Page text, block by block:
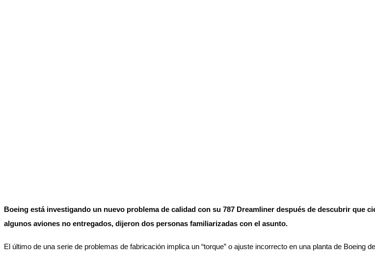
Boeing está investigando un nuevo problema de calidad con su 787 Dreamliner después de descubrir que
algunos aviones no entregados, dijeron dos personas familiarizadas con el asunto.
El último de una serie de problemas de fabricación implica un “torque” o ajuste incorrecto en una planta de